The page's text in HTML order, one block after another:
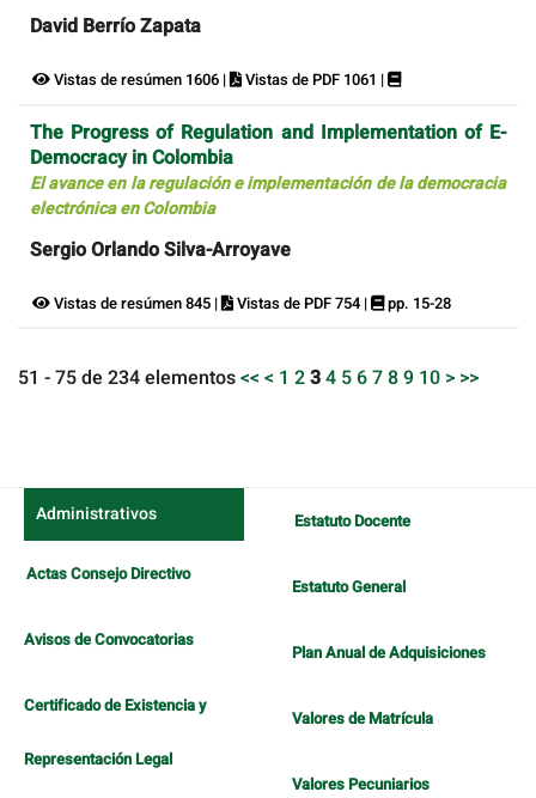
David Berrío Zapata
Vistas de resúmen 1606 | Vistas de PDF 1061 |
The Progress of Regulation and Implementation of E-
Democracy in Colombia
El avance en la regulación e implementación de la democracia
electrónica en Colombia
Sergio Orlando Silva-Arroyave
Vistas de resúmen 845 | Vistas de PDF 754 | pp. 15-28
51 - 75 de 234 elementos<< < 1 234 56789 10 > >>
Administrativos
Actas Consejo Directivo
Avisos de Convocatorias
Certificado de Existencia y
Representación Legal
Estatuto Docente
Estatuto General
Plan Anual de Adquisiciones
Valores de Matrícula
Valores Pecuniarios